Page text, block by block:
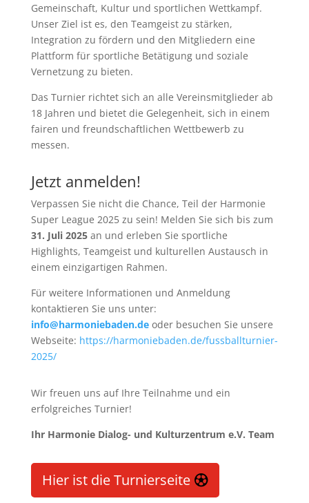
Gemeinschaft, Kultur und sportlichen Wettkampf.
Unser Ziel ist es, den Teamgeist zu stärken,
Integration zu fördern und den Mitgliedern eine
Plattform für sportliche Betätigung und soziale
Vernetzung zu bieten.
Das Turnier richtet sich an alle Vereinsmitglieder ab
18 Jahren und bietet die Gelegenheit, sich in einem
fairen und freundschaftlichen Wettbewerb zu
messen.
Jetzt anmelden!
Verpassen Sie nicht die Chance, Teil der Harmonie
Super League 2025 zu sein! Melden Sie sich bis zum
31. Juli 2025an und erleben Sie sportliche
Highlights, Teamgeist und kulturellen Austausch in
einem einzigartigen Rahmen.
Für weitere Informationen und Anmeldung
kontaktieren Sie uns unter:
info@harmoniebaden.deoder besuchen Sie unsere
Webseite: https://harmoniebaden.de/fussballturnier-
2025/
Wir freuen uns auf Ihre Teilnahme und ein
erfolgreiches Turnier!
Ihr Harmonie Dialog- und Kulturzentrum e.V. Team
Hier ist die Turnierseite